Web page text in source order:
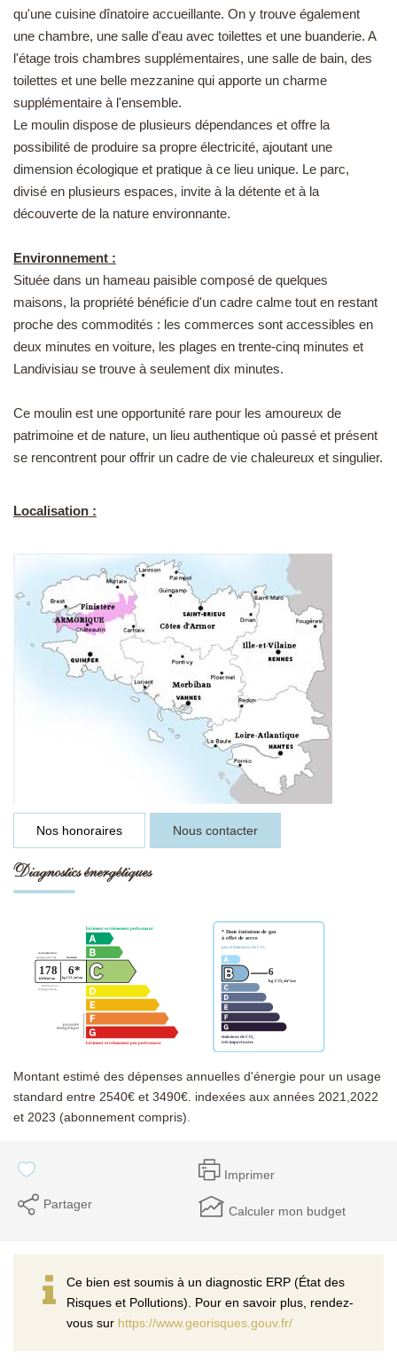
qu'une cuisine dînatoire accueillante. On y trouve également
une chambre, une salle d'eau avec toilettes et une buanderie. A
l'étage trois chambres supplémentaires, une salle de bain, des
toilettes et une belle mezzanine qui apporte un charme
supplémentaire à l'ensemble.
Le moulin dispose de plusieurs dépendances et offre la
possibilité de produire sa propre électricité, ajoutant une
dimension écologique et pratique à ce lieu unique. Le parc,
divisé en plusieurs espaces, invite à la détente et à la
découverte de la nature environnante.
Environnement :
Située dans un hameau paisible composé de quelques
maisons, la propriété bénéficie d'un cadre calme tout en restant
proche des commodités : les commerces sont accessibles en
deux minutes en voiture, les plages en trente-cinq minutes et
Landivisiau se trouve à seulement dix minutes.
Ce moulin est une opportunité rare pour les amoureux de
patrimoine et de nature, un lieu authentique où passé et présent
se rencontrent pour offrir un cadre de vie chaleureux et singulier.
Localisation :
Nos honoraires Nous contacter
Diagnostics énergétiques
Montant estimé des dépenses annuelles d'énergie pour un usage
standard entre 2540€ et 3490€. indexées aux années 2021,2022
et 2023 (abonnement compris).
Imprimer
Partager Calculer mon budget
Ce bien est soumis à un diagnostic ERP (État des
Risques et Pollutions). Pour en savoir plus, rendez-
vous sur https://www.georisques.gouv.fr/